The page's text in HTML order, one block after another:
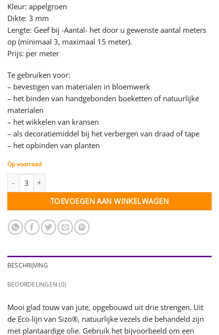
Kleur: appelgroen
Dikte: 3 mm
Lengte: Geef bij -Aantal- het door u gewenste aantal meters
op (minimaal 3, maximaal 15 meter).
Prijs: per meter
Te gebruiken voor:
– bevestigen van materialen in bloemwerk
– het binden van handgebonden boeketten of natuurlijke
materialen
– het wikkelen van kransen
– als decoratiemiddel bij het verbergen van draad of tape
– het opbinden van planten
Op voorraad
TOEVOEGEN AAN WINKELWAGEN
BESCHRIJVING
BEOORDELINGEN (0)
Mooi glad touw van jute, opgebouwd uit drie strengen. Uit
de Eco-lijn van Sizo®, natuurlijke vezels die behandeld zijn
met plantaardige olie. Gebruik het bijvoorbeeld om een